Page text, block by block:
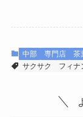
中部 専門店
茶
サクサク
フィナ